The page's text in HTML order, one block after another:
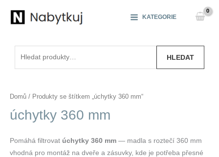
KATEGORIE
HLEDAT
Domů / Produkty se štítkem „úchytky 360 mm“
úchytky 360 mm
Pomáhá filtrovat úchytky 360 mm — madla s roztečí 360 mm
vhodná pro montáž na dveře a zásuvky, kde je potřeba přesné